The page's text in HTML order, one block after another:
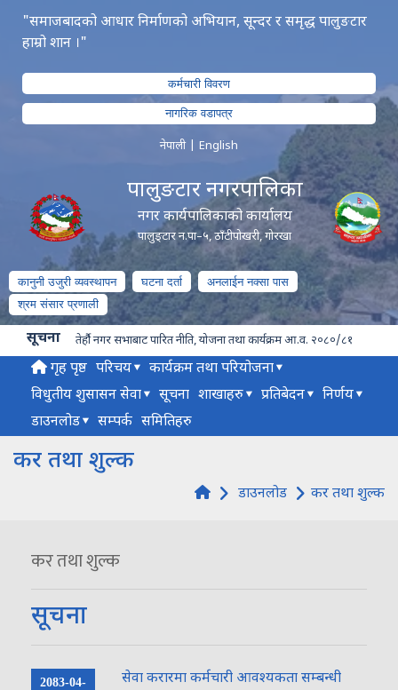
"समाजबादको आधार निर्माणको अभियान, सून्दर र समृद्ध पालुङटार
हाम्रो शान ।"
कर्मचारी विवरण
नागरिक वडापत्र
नेपाली English
पालुङटार नगरपालिका
नगर कार्यपालिकाको कार्यालय
पालुङ्टार न.पा–५, ठाँटीपोखरी, गोरखा
कानुनी उजुरी व्यवस्थापन घटना दर्ता
अनलाईन नक्सा पास
श्रम संसार प्रणाली
सूचना तेर्हौ नगर सभाबाट पारित नीति, योजना तथा कार्यक्रम आ.व. २०८०/८१
गृह पृष्ठ परिचय
कार्यक्रम तथा परियोजना
विधुतीय शुसासन सेवा
सूचना शाखाहरु प्रतिबेदन
निर्णय
डाउनलोड
सम्पर्क समितिहरु
कर तथा शुल्क
डाउनलोड कर तथा शुल्क
कर तथा शुल्क
सूचना
2083-04-
सेवा करारमा कर्मचारी आवश्यकता सम्बन्धी